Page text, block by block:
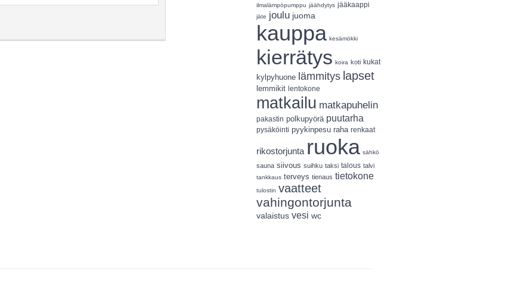
ilmalämpöpumppu jäähdytys jääkaappi
jäte joulu juoma
kauppa kesämökki
kierrätys koira koti kukat
kylpyhuone lämmitys lapset
lemmikit lentokone
matkailu matkapuhelin
pakastin polkupyörä puutarha
pysäköinti pyykinpesu raha renkaat
rikostorjunta ruoka sähkö
sauna siivous suihku taksi talous talvi
tankkaus terveys tienaus tietokone
tulostin vaatteet
vahingontorjunta
valaistus vesi wc